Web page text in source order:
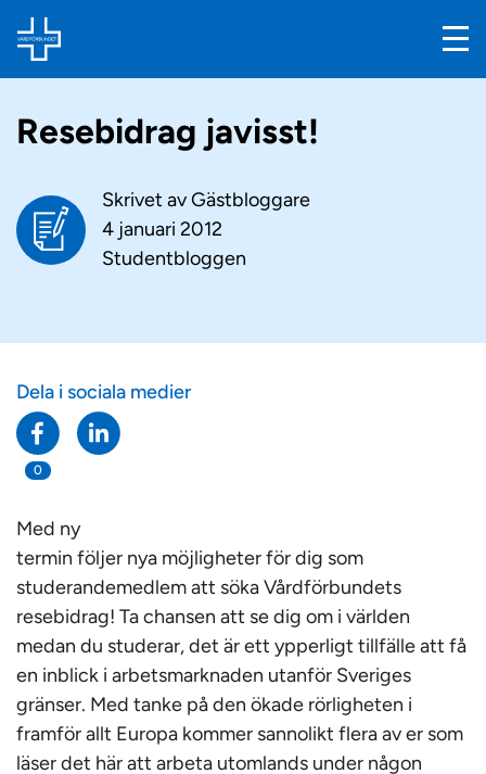
Resebidrag javisst!
Skrivet avGästbloggare
4 januari 2012
Studentbloggen
Dela i sociala medier
0
Med ny
termin följer nya möjligheter för dig som
studerandemedlem att söka Vårdförbundets
resebidrag! Ta chansen att se dig om i världen
medan du studerar, det är ett ypperligt tillfälle att få
en inblick i arbetsmarknaden utanför Sveriges
gränser. Med tanke på den ökade rörligheten i
framför allt Europa kommer sannolikt flera av er som
läser det här att arbeta utomlands under någon